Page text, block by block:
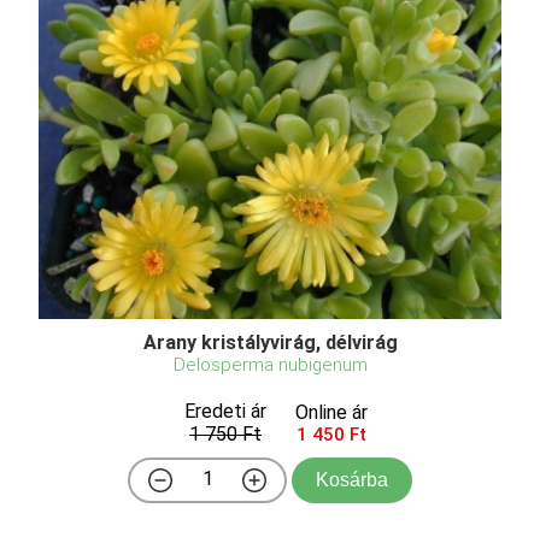
Arany kristályvirág, délvirág
Delosperma nubigenum
Eredeti ár
1 750 Ft
Online ár
1 450 Ft
Kosárba